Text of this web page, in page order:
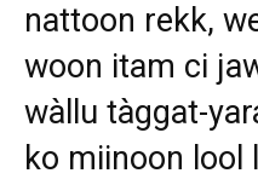
nattoon rekk,
woon itam ci
wàllu tàggat-
ko miinoon lool